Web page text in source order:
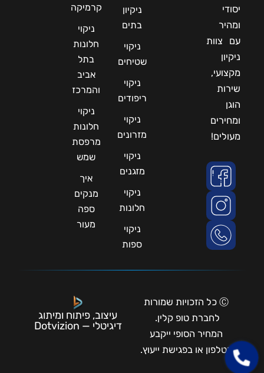
יסודי
ומהיר
עם צוות
ניקיון
מקצועי,
שירות
הוגן
ומחירים
מעולים!
ניקיון
בתים
ניקוי
שטיחים
ניקוי
ריפודים
ניקוי
מזרונים
ניקוי
מזגנים
ניקוי
חלונות
ניקוי
ספות
קרמיקה
ניקוי
חלונות
בתל
אביב
והמרכז
ניקוי
חלונות
מרפסת
שמש
איך
מנקים
ספה
מעור
Ⓒ כל הזכויות שמורות
לחברת טופ קלין.
המחיר הסופי ייקבע
בטלפון או בפגישת ייעוץ.
עיצוב, פיתוח ומיתוג
דיגיטלי — Dotvizion